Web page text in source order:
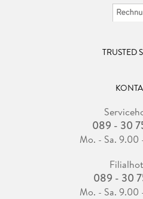
TRUSTED
089 - 30
Mo. - Sa. 9.00
089 - 30
Mo. - Sa. 9.00